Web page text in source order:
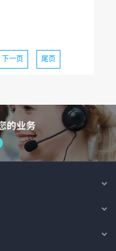
下一页 尾页